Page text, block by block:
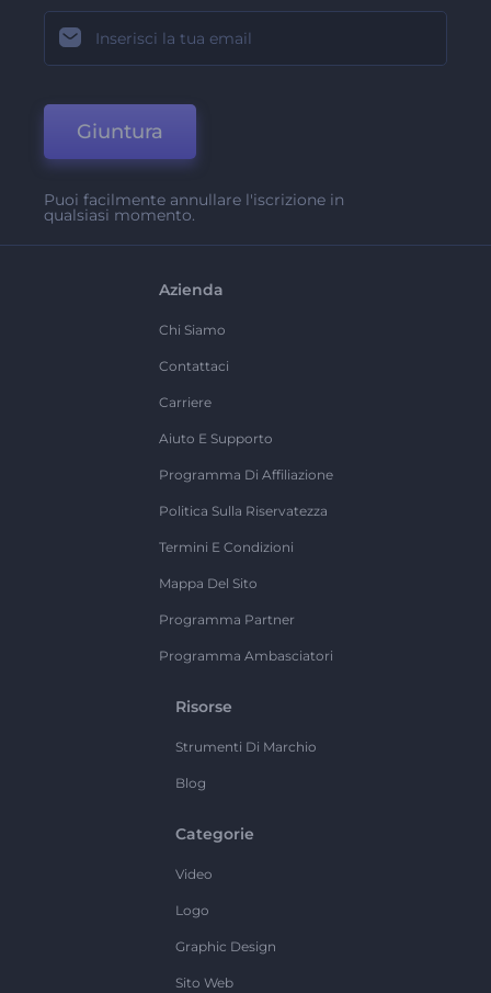
Giuntura
Puoi facilmente annullare l'iscrizione in
qualsiasi momento.
Azienda
Chi Siamo
Contattaci
Carriere
Aiuto E Supporto
Programma Di Affiliazione
Politica Sulla Riservatezza
Termini E Condizioni
Mappa Del Sito
Programma Partner
Programma Ambasciatori
Risorse
Strumenti Di Marchio
Blog
Categorie
Video
Logo
Graphic Design
Sito Web